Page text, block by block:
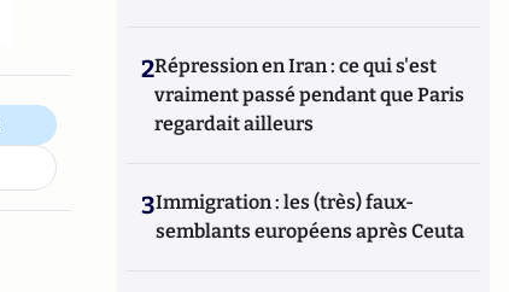
2Répression en Iran : ce qui s'est
vraiment passé pendant que Paris
regardait ailleurs
3Immigration : les (très) faux-
semblants européens après Ceuta